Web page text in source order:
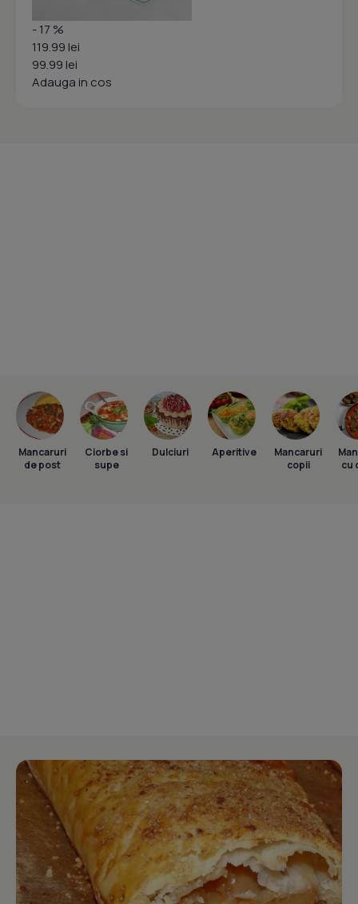
- 17 %
119.99 lei
99.99 lei
Adauga in cos
Mancaruri
de post
Ciorbe si
supe
Dulciuri Aperitive
Mancaruri
copii
cu